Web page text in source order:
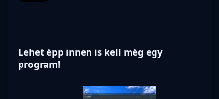
Lehet épp innen is kell még egy
program!